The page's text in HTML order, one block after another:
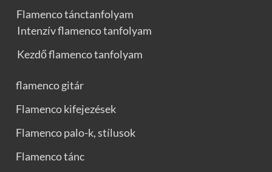
Flamenco tánctanfolyam
Intenzív flamenco tanfolyam
Kezdő flamenco tanfolyam
flamenco gitár
Flamenco kifejezések
Flamenco palo-k, stílusok
Flamenco tánc